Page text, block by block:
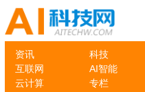
资讯 科技
互联网
AI智能
云计算
专栏